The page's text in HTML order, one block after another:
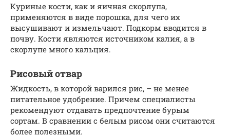
Куриные кости, как и яичная скорлупа,
применяются в виде порошка, для чего их
высушивают и измельчают. Подкорм вводится в
почву. Кости являются источником калия, а в
скорлупе много кальция.
Рисовый отвар
Жидкость, в которой варился рис, – не менее
питательное удобрение. Причем специалисты
рекомендуют отдавать предпочтение бурым
сортам. В сравнении с белым рисом они считаются
более полезными.